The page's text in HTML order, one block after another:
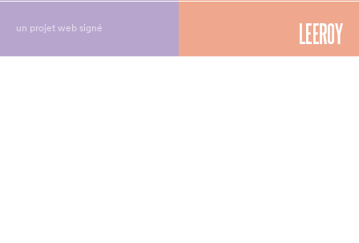
un projet web signé